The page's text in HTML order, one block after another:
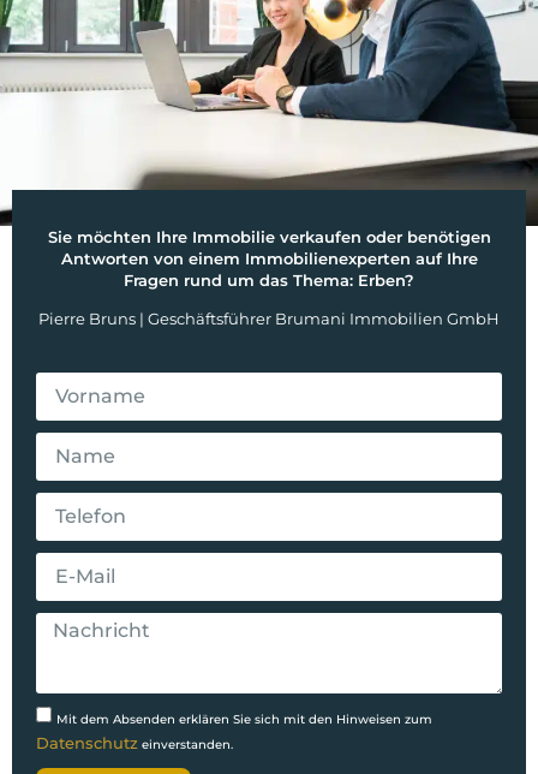
Sie möchten Ihre Immobilie verkaufen oder benötigen
Antworten von einem Immobilienexperten auf Ihre
Fragen rund um das Thema: Erben?
Pierre Bruns | Geschäftsführer Brumani Immobilien GmbH
Mit dem Absenden erklären Sie sich mit den Hinweisen zum
Datenschutz einverstanden.